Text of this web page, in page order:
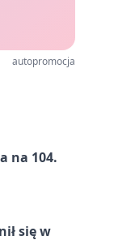
autopromocja
na 104.
się w